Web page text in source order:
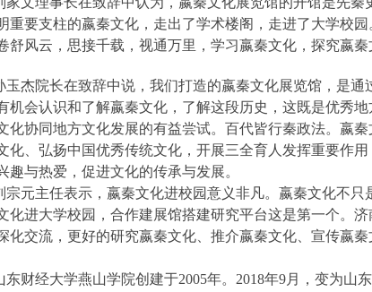
重要支柱的嬴秦文化，走出了学术楼阁，走进了大学校
舒风云，思接千载，视通万里，学习嬴秦文化，探究嬴秦
杰院长在致辞中说，我们打造的嬴秦文化展览馆，是通
机会认识和了解嬴秦文化，了解这段历史，这既是优秀
化协同地方文化发展的有益尝试。百代皆行秦政法。嬴
化、弘扬中国优秀传统文化，开展三全育人发挥重要作
趣与热爱，促进文化的传承与发展。
元主任表示，嬴秦文化进校园意义非凡。嬴秦文化不只
化进大学校园，合作建展馆搭建研究平台这是第一个。
化交流，更好的研究嬴秦文化、推介嬴秦文化、宣传嬴
东财经大学燕山学院创建于2005年。2018年9月，变为山